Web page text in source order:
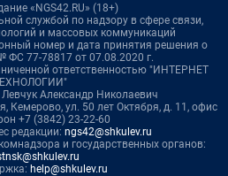
«NGS42.RU» (18+)
службой по надзору в сфере связи,
и массовых коммуникаций
номер и дата принятия решения о
ФС 77-78817 от 07.08.2020 г.
ответственностью "ИНТЕРНЕТ
Александр Николаевич
Кемерово, ул. 50 лет Октября, д. 11, офис
+7 (3842) 23-22-60
редакции: ngs42@shkulev.ru
и государственных органов:
help@shkulev.ru